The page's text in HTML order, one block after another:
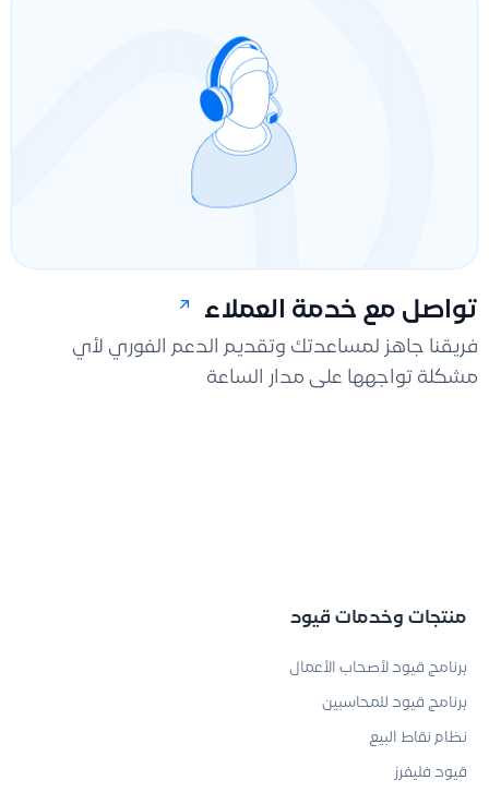
تواصل مع خدمة العملاء
فريقنا جاهز لمساعدتك وتقديم الدعم الفوري لأي
مشكلة تواجهها على مدار الساعة
منتجات وخدمات قيود
برنامج قيود لأصحاب الأعمال
برنامج قيود للمحاسبين
نظام نقاط البيع
قيود فليفرز